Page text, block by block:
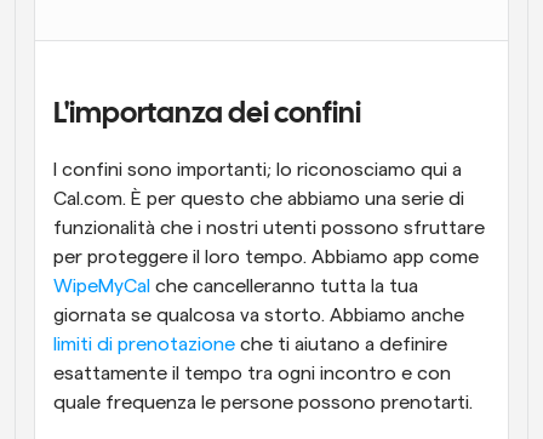
supportate dall'IA
Flussi di lavoro
Blog
Riunioni Instantanee
Incontrare i clienti in pochi minuti
Link di Gruppo Dinamico
Prenota senza sforzo riunioni con più persone
Ricevi una notifica quando succede qualcosa
L'importanza dei confini
I confini sono importanti; lo riconosciamo qui a
Cal.com. È per questo che abbiamo una serie di
funzionalità che i nostri utenti possono sfruttare
WipeMyCal che cancelleranno tutta la tua
limiti di prenotazione che ti aiutano a definire
esattamente il tempo tra ogni incontro e con
quale frequenza le persone possono prenotarti.